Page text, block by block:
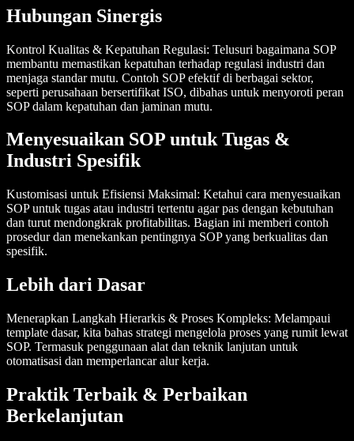
Hubungan Sinergis
Kontrol Kualitas & Kepatuhan Regulasi: Telusuri bagaimana SOP
membantu memastikan kepatuhan terhadap regulasi industri dan
menjaga standar mutu. Contoh SOP efektif di berbagai sektor,
seperti perusahaan bersertifikat ISO, dibahas untuk menyoroti peran
SOP dalam kepatuhan dan jaminan mutu.
Menyesuaikan SOP untuk Tugas &
Industri Spesifik
Kustomisasi untuk Efisiensi Maksimal: Ketahui cara menyesuaikan
SOP untuk tugas atau industri tertentu agar pas dengan kebutuhan
dan turut mendongkrak profitabilitas. Bagian ini memberi contoh
prosedur dan menekankan pentingnya SOP yang berkualitas dan
spesifik.
Lebih dari Dasar
Menerapkan Langkah Hierarkis & Proses Kompleks: Melampaui
template dasar, kita bahas strategi mengelola proses yang rumit lewat
SOP. Termasuk penggunaan alat dan teknik lanjutan untuk
otomatisasi dan memperlancar alur kerja.
Praktik Terbaik & Perbaikan
Berkelanjutan